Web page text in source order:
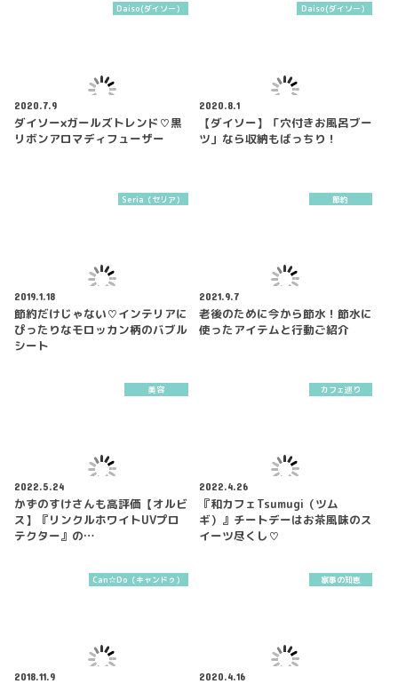
Daiso(ダイソー）
2020.7.9
ダイソー×ガールズトレンド♡黒
リボンアロマディフューザー
Daiso(ダイソー）
2020.8.1
【ダイソー】「穴付きお風呂ブー
ツ」なら収納もばっちり！
Seria（セリア）
2019.1.18
節約だけじゃない♡インテリアに
ぴったりなモロッカン柄のバブル
シート
節約
2021.9.7
老後のために今から節水！節水に
使ったアイテムと行動ご紹介
美容
2022.5.24
かずのすけさんも高評価【オルビ
ス】『リンクルホワイトUVプロ
テクター』の…
カフェ巡り
2022.4.26
『和カフェTsumugi（ツム
ギ）』チートデーはお茶風味のス
イーツ尽くし♡
Can☆Do（キャンドゥ）
2018.11.9
家事の知恵
2020.4.16